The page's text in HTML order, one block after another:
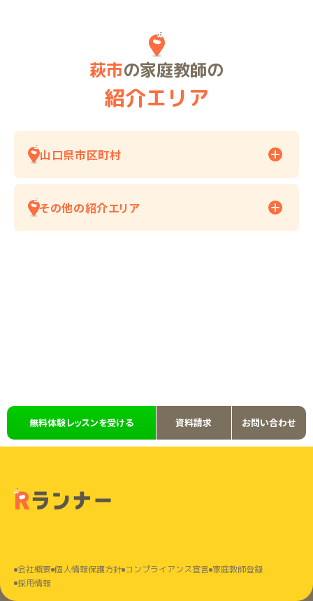
萩市の家庭教師の
紹介エリア
山口県市区町村
その他の紹介エリア
無料体験レッスンを受ける 資料請求 お問い合わせ
会社概要 個⼈情報保護⽅針 コンプライアンス宣言 家庭教師登録
採⽤情報